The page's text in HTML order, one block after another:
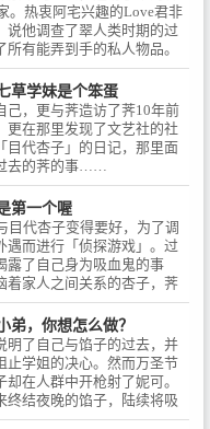
/ 音響監督：木村絵理子 /
ーション制作：ライデン
ム / ■キャスト / 夜守コウ
キラ ：花守ゆみり / 桔梗
戸松 遥 / 平田ニコ ：喜多
/ 本田カブラ ：伊藤 静 /
ミドリ：大空直美 / 蘿蔔ハ
和氣あず未 / 夕 真昼 ：小
/ 秋山昭人 ：吉野裕行 / 鶯
奈 / ©2025コトヤマ・小学
よふかしのうた」製作委
。热衷阿宅兴趣的Love君非
说他调查了翠人类时期的过
所有能弄到手的私人物品。
君自己弱点的私物时，却
不告诉你们！！」拒绝回
草学妹是个笨蛋
己，更与荠造访了荠10年前
更在那里发现了文艺社的社
目代杏子」的日记，那里面
去的荠的事……
第一个喔
目代杏子变得要好，为了调
遇而进行「侦探游戏」。过
露了自己身为吸血鬼的事
着家人之间关系的杏子，荠
议……
弟，你想怎么做？
明了自己与馅子的过去，并
止学姐的决心。然而万圣节
却在人群中开枪射了妮可。
终结夜晚的馅子，陆续将吸
标。